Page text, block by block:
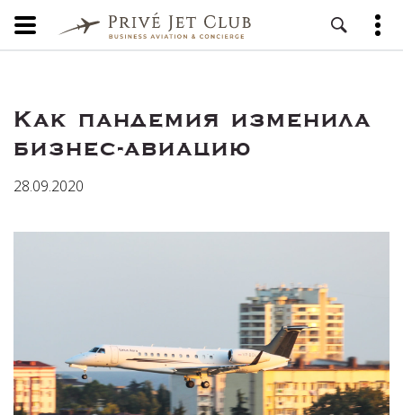
Как пандемия изменила
бизнес-авиацию
28.09.2020